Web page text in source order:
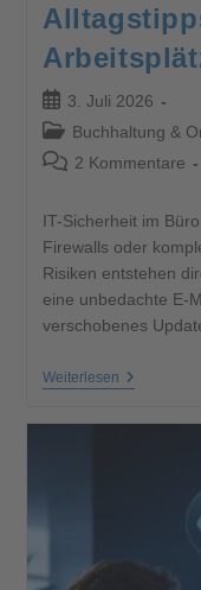
3. Juli 2026
Buchhaltung &
2 Kommentare
IT-Sicherheit im
Firewalls oder
Risiken entstehen
eine unbedachte E-
verschobenes
Weiterlesen